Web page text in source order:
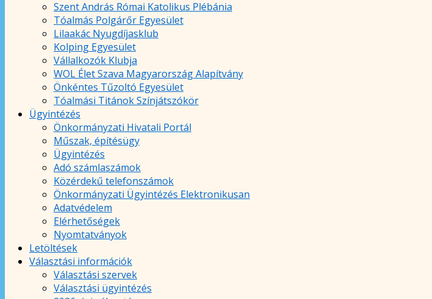
Szent András Római Katolikus Plébánia
Tóalmás Polgárőr Egyesület
Lilaakác Nyugdíjasklub
Kolping Egyesület
Vállalkozók Klubja
WOL Élet Szava Magyarország Alapítvány
Önkéntes Tűzoltó Egyesület
Tóalmási Titánok Színjátszókör
Ügyintézés
Önkormányzati Hivatali Portál
Műszak, építésügy
Ügyintézés
Adó számlaszámok
Közérdekű telefonszámok
Önkormányzati Ügyintézés Elektronikusan
Adatvédelem
Elérhetőségek
Nyomtatványok
Letöltések
Választási információk
Választási szervek
Választási ügyintézés